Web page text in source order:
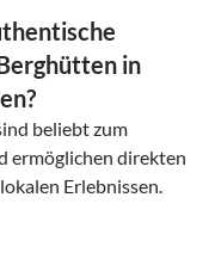
in
beliebt zum
ermöglichen direkten
Erlebnissen.